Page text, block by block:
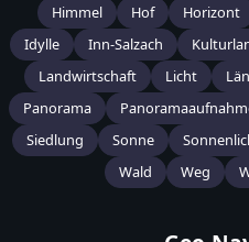
Himmel
Hof Horizont
Idylle
Inn-Salzach
Landwirtschaft
Licht
Panorama
Siedlung
Sonne
Wald
Weg